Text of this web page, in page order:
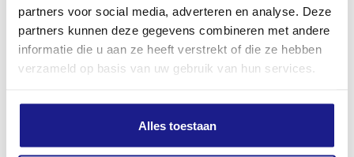
partners voor social media, adverteren en analyse. Deze
partners kunnen deze gegevens combineren met andere
informatie die u aan ze heeft verstrekt of die ze hebben
verzameld op basis van uw gebruik van hun services.
Alles toestaan
90 min
Min. autonomie AP 300 S accu
Max. autonomie AP 300 S accu